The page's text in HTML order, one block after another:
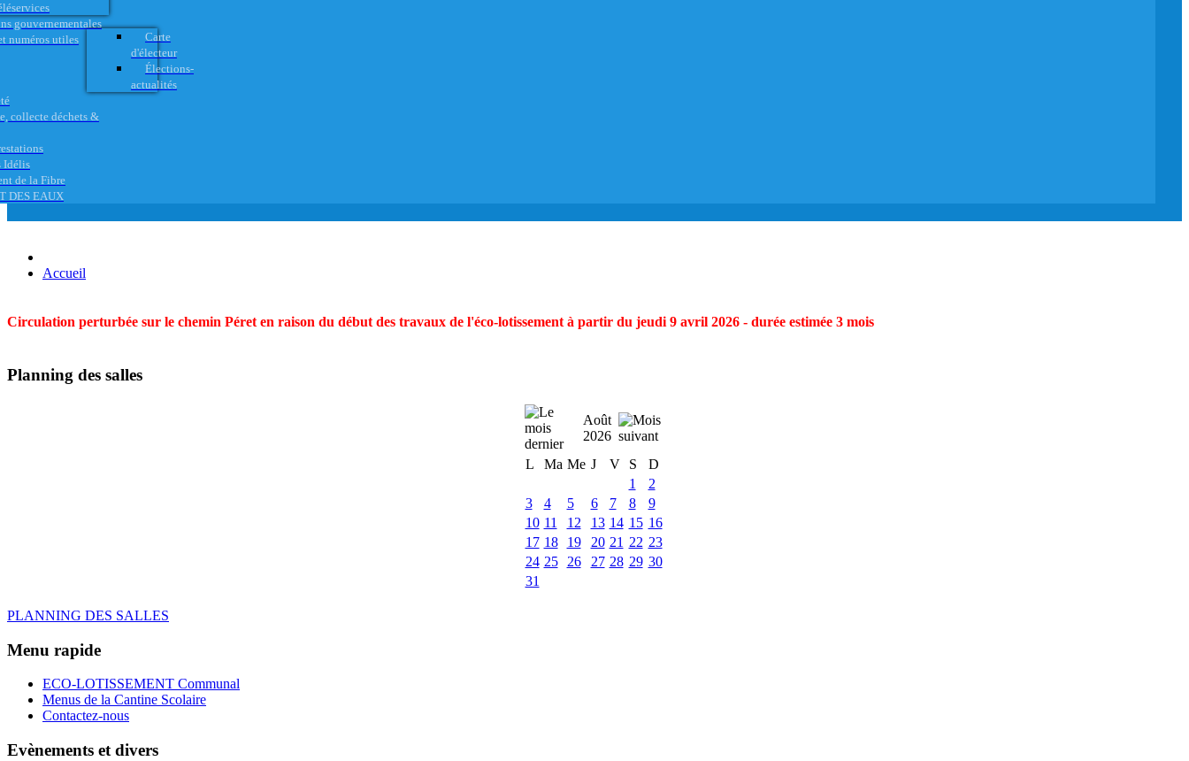
gouvernementales
numéros utiles
Carte
d'électeur
Élections-
actualités
collecte déchets &
Idélis
de la Fibre
DES EAUX
Accueil
Circulation perturbée sur le chemin Péret en raison du début des travaux de l'éco-lotissement à partir du jeudi 9 avril 2026 - durée estimée 3 mois
Planning des salles
Août
2026
L
Ma Me J V S
D
1
2
3
4 5 6 7 8
9
10 11 12 13 14 15 16
17 18 19 20 21 22 23
24 25 26 27 28 29 30
31
PLANNING DES SALLES
Menu rapide
ECO-LOTISSEMENT Communal
Menus de la Cantine Scolaire
Contactez-nous
Evènements et divers